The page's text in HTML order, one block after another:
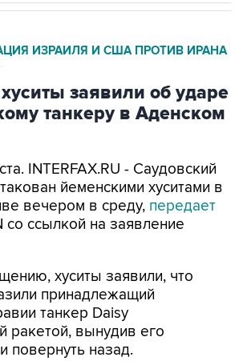
ИЗРАИЛЯ И США ПРОТИВ ИРАНА
заявили об ударе
танкеру в Аденском
INTERFAX.RU - Саудовский
йеменскими хуситами в
вечером в среду, передает
со ссылкой на заявление
хуситы заявили, что
принадлежащий
танкер Daisy
ракетой, вынудив его
повернуть назад.